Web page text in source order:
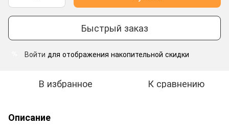
Быстрый заказ
Войти для отображения накопительной скидки
В избранное К сравнению
Описание